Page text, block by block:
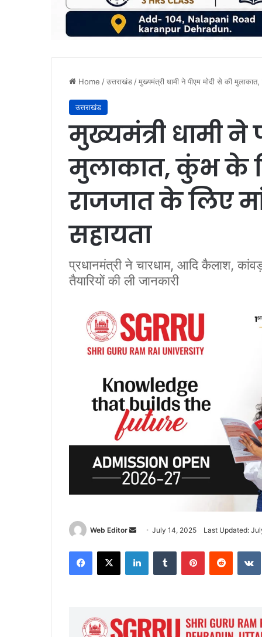
Home /उत्तराखंड/मुख्यमंत्री धामी ने पीएम मोदी से की
उत्तराखंड
मुख्यमंत्री धामी ने
मुलाकात, कुंभ के
राजजात के लिए
सहायता
प्रधानमंत्री ने चारधाम, आदि कैलाश,
तैयारियों की ली जानकारी
Web Editor
m
July 14, 2025 Last Updated: